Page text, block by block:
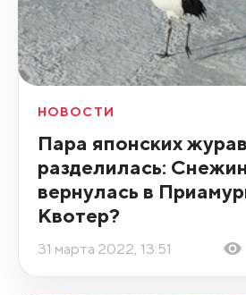
НОВОСТИ
Пара японских
разделилась:
вернулась в
Квотер?
31 марта 2022, 13:51